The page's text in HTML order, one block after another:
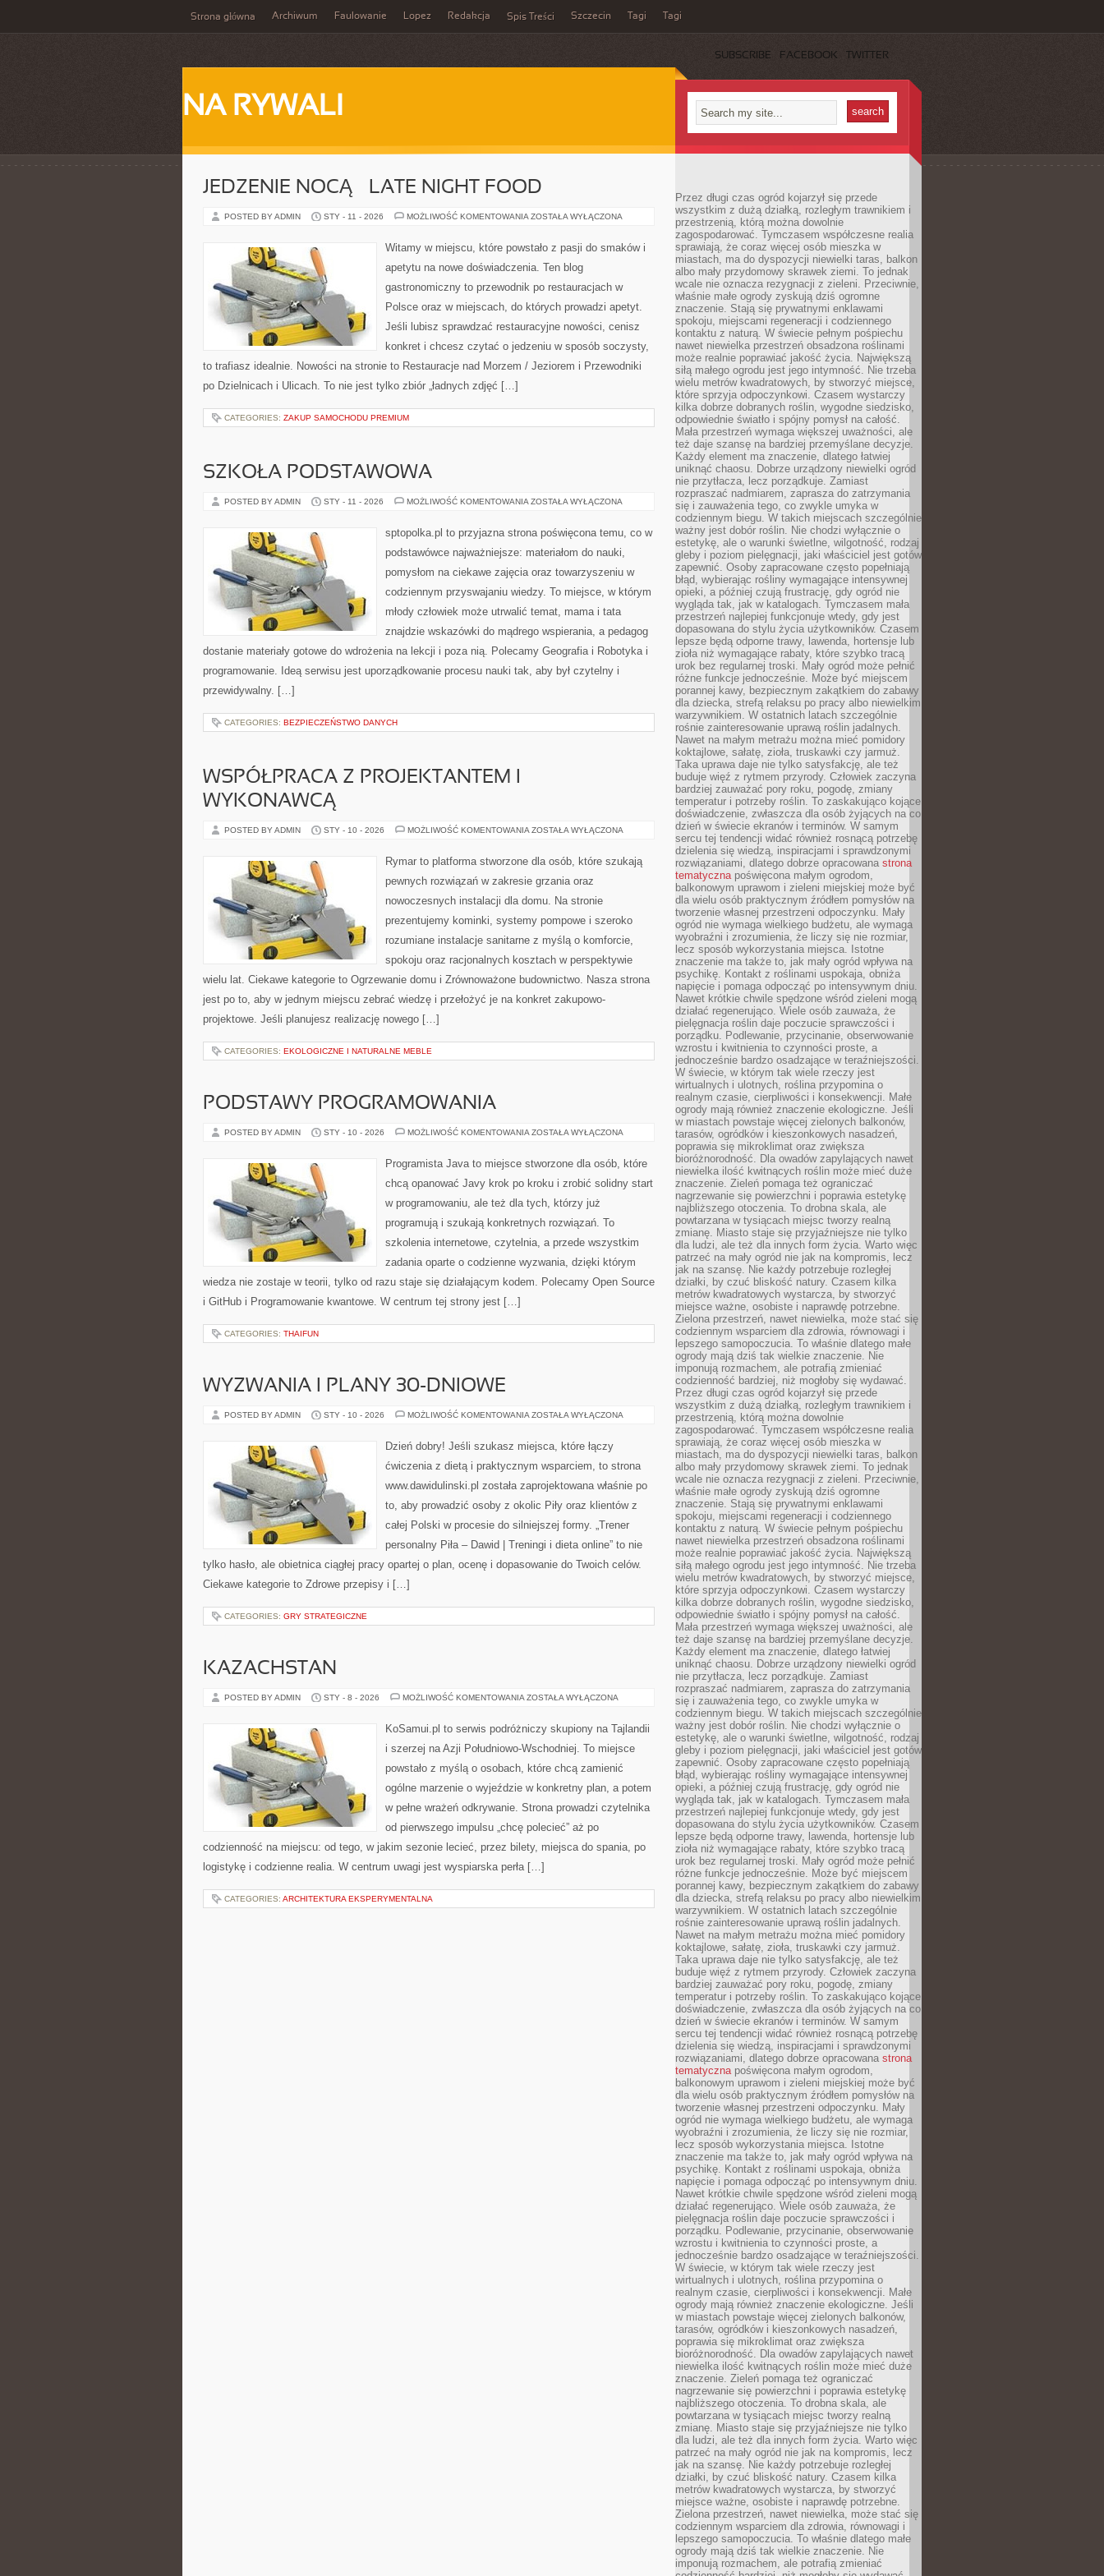
Strona główna Archiwum Faulowanie Lopez Redakcja Spis Treści Szczecin Tagi Tagi
SUBSCRIBE FACEBOOK TWITTER
NA RYWALI
JEDZENIE NOCĄ – LATE NIGHT FOOD
POSTED BY ADMIN STY - 11 - 2026 MOŻLIWOŚĆ KOMENTOWANIA JEDZENIE
LATE
NIGHT
ZOSTAŁA WYŁĄCZONA
Witamy w miejscu, które powstało z pasji do smaków i
apetytu na nowe doświadczenia. Ten blog
gastronomiczny to przewodnik po restauracjach w
Polsce oraz w miejscach, do których prowadzi apetyt.
Jeśli lubisz sprawdzać restauracyjne nowości, cenisz
konkret i chcesz czytać o jedzeniu w sposób soczysty,
to trafiasz idealnie. Nowości na stronie to Restauracje nad Morzem / Jeziorem i Przewodniki
po Dzielnicach i Ulicach. To nie jest tylko zbiór „ładnych zdjęć […]
CATEGORIES: ZAKUP SAMOCHODU PREMIUM
SZKOŁA PODSTAWOWA
POSTED BY ADMIN STY - 11 - 2026 MOŻLIWOŚĆ KOMENTOWANIA SZKOŁA
ZOSTAŁA WYŁĄCZONA
sptopolka.pl to przyjazna strona poświęcona temu, co w
podstawówce najważniejsze: materiałom do nauki,
pomysłom na ciekawe zajęcia oraz towarzyszeniu w
codziennym przyswajaniu wiedzy. To miejsce, w którym
młody człowiek może utrwalić temat, mama i tata
znajdzie wskazówki do mądrego wspierania, a pedagog
dostanie materiały gotowe do wdrożenia na lekcji i poza nią. Polecamy Geografia i Robotyka i
programowanie. Ideą serwisu jest uporządkowanie procesu nauki tak, aby był czytelny i
przewidywalny. […]
CATEGORIES: BEZPIECZEŃSTWO DANYCH
WSPÓŁPRACA Z PROJEKTANTEM I
WYKONAWCĄ
POSTED BY ADMIN STY - 10 - 2026 MOŻLIWOŚĆ KOMENTOWANIA WSPÓŁPRACA
WYKONAWCĄ
ZOSTAŁA WYŁĄCZONA
Rymar to platforma stworzone dla osób, które szukają
pewnych rozwiązań w zakresie grzania oraz
nowoczesnych instalacji dla domu. Na stronie
prezentujemy kominki, systemy pompowe i szeroko
rozumiane instalacje sanitarne z myślą o komforcie,
spokoju oraz racjonalnych kosztach w perspektywie
wielu lat. Ciekawe kategorie to Ogrzewanie domu i Zrównoważone budownictwo. Nasza strona
jest po to, aby w jednym miejscu zebrać wiedzę i przełożyć je na konkret zakupowo-
projektowe. Jeśli planujesz realizację nowego […]
CATEGORIES: EKOLOGICZNE I NATURALNE MEBLE
PODSTAWY PROGRAMOWANIA
POSTED BY ADMIN STY - 10 - 2026 MOŻLIWOŚĆ KOMENTOWANIA PODSTAWY
ZOSTAŁA WYŁĄCZONA
Programista Java to miejsce stworzone dla osób, które
chcą opanować Javy krok po kroku i zrobić solidny start
w programowaniu, ale też dla tych, którzy już
programują i szukają konkretnych rozwiązań. To
szkolenia internetowe, czytelnia, a przede wszystkim
zadania oparte o codzienne wyzwania, dzięki którym
wiedza nie zostaje w teorii, tylko od razu staje się działającym kodem. Polecamy Open Source
i GitHub i Programowanie kwantowe. W centrum tej strony jest […]
CATEGORIES: THAIFUN
WYZWANIA I PLANY 30-DNIOWE
POSTED BY ADMIN STY - 10 - 2026 MOŻLIWOŚĆ KOMENTOWANIA WYZWANIA
30-
DNIOWE
ZOSTAŁA WYŁĄCZONA
Dzień dobry! Jeśli szukasz miejsca, które łączy
ćwiczenia z dietą i praktycznym wsparciem, to strona
www.dawidulinski.pl została zaprojektowana właśnie po
to, aby prowadzić osoby z okolic Piły oraz klientów z
całej Polski w procesie do silniejszej formy. „Trener
personalny Piła – Dawid | Treningi i dieta online” to nie
tylko hasło, ale obietnica ciągłej pracy opartej o plan, ocenę i dopasowanie do Twoich celów.
Ciekawe kategorie to Zdrowe przepisy i […]
CATEGORIES: GRY STRATEGICZNE
KAZACHSTAN
POSTED BY ADMIN STY - 8 - 2026 MOŻLIWOŚĆ KOMENTOWANIA KAZACHSTAN
ZOSTAŁA WYŁĄCZONA
KoSamui.pl to serwis podróżniczy skupiony na Tajlandii
i szerzej na Azji Południowo-Wschodniej. To miejsce
powstało z myślą o osobach, które chcą zamienić
ogólne marzenie o wyjeździe w konkretny plan, a potem
w pełne wrażeń odkrywanie. Strona prowadzi czytelnika
od pierwszego impulsu „chcę polecieć” aż po
codzienność na miejscu: od tego, w jakim sezonie lecieć, przez bilety, miejsca do spania, po
logistykę i codzienne realia. W centrum uwagi jest wyspiarska perła […]
CATEGORIES: ARCHITEKTURA EKSPERYMENTALNA
Przez długi czas ogród kojarzył się przede
wszystkim z dużą działką, rozległym trawnikiem i
przestrzenią, którą można dowolnie
zagospodarować. Tymczasem współczesne realia
sprawiają, że coraz więcej osób mieszka w
miastach, ma do dyspozycji niewielki taras, balkon
albo mały przydomowy skrawek ziemi. To jednak
wcale nie oznacza rezygnacji z zieleni. Przeciwnie,
właśnie małe ogrody zyskują dziś ogromne
znaczenie. Stają się prywatnymi enklawami
spokoju, miejscami regeneracji i codziennego
kontaktu z naturą. W świecie pełnym pośpiechu
nawet niewielka przestrzeń obsadzona roślinami
może realnie poprawiać jakość życia. Największą
siłą małego ogrodu jest jego intymność. Nie trzeba
wielu metrów kwadratowych, by stworzyć miejsce,
które sprzyja odpoczynkowi. Czasem wystarczy
kilka dobrze dobranych roślin, wygodne siedzisko,
odpowiednie światło i spójny pomysł na całość.
Mała przestrzeń wymaga większej uważności, ale
też daje szansę na bardziej przemyślane decyzje.
Każdy element ma znaczenie, dlatego łatwiej
uniknąć chaosu. Dobrze urządzony niewielki ogród
nie przytłacza, lecz porządkuje. Zamiast
rozpraszać nadmiarem, zaprasza do zatrzymania
się i zauważenia tego, co zwykle umyka w
codziennym biegu. W takich miejscach szczególnie
ważny jest dobór roślin. Nie chodzi wyłącznie o
estetykę, ale o warunki świetlne, wilgotność, rodzaj
gleby i poziom pielęgnacji, jaki właściciel jest gotów
zapewnić. Osoby zapracowane często popełniają
błąd, wybierając rośliny wymagające intensywnej
opieki, a później czują frustrację, gdy ogród nie
wygląda tak, jak w katalogach. Tymczasem mała
przestrzeń najlepiej funkcjonuje wtedy, gdy jest
dopasowana do stylu życia użytkowników. Czasem
lepsze będą odporne trawy, lawenda, hortensje lub
zioła niż wymagające rabaty, które szybko tracą
urok bez regularnej troski. Mały ogród może pełnić
różne funkcje jednocześnie. Może być miejscem
porannej kawy, bezpiecznym zakątkiem do zabawy
dla dziecka, strefą relaksu po pracy albo niewielkim
warzywnikiem. W ostatnich latach szczególnie
rośnie zainteresowanie uprawą roślin jadalnych.
Nawet na małym metrażu można mieć pomidory
koktajlowe, sałatę, zioła, truskawki czy jarmuż.
Taka uprawa daje nie tylko satysfakcję, ale też
buduje więź z rytmem przyrody. Człowiek zaczyna
bardziej zauważać pory roku, pogodę, zmiany
temperatur i potrzeby roślin. To zaskakująco kojące
doświadczenie, zwłaszcza dla osób żyjących na co
dzień w świecie ekranów i terminów. W samym
sercu tej tendencji widać również rosnącą potrzebę
dzielenia się wiedzą, inspiracjami i sprawdzonymi
rozwiązaniami, dlatego dobrze opracowana strona
tematycznapoświęcona małym ogrodom,
balkonowym uprawom i zieleni miejskiej może być
dla wielu osób praktycznym źródłem pomysłów na
tworzenie własnej przestrzeni odpoczynku. Mały
ogród nie wymaga wielkiego budżetu, ale wymaga
wyobraźni i zrozumienia, że liczy się nie rozmiar,
lecz sposób wykorzystania miejsca. Istotne
znaczenie ma także to, jak mały ogród wpływa na
psychikę. Kontakt z roślinami uspokaja, obniża
napięcie i pomaga odpocząć po intensywnym dniu.
Nawet krótkie chwile spędzone wśród zieleni mogą
działać regenerująco. Wiele osób zauważa, że
pielęgnacja roślin daje poczucie sprawczości i
porządku. Podlewanie, przycinanie, obserwowanie
wzrostu i kwitnienia to czynności proste, a
jednocześnie bardzo osadzające w teraźniejszości.
W świecie, w którym tak wiele rzeczy jest
wirtualnych i ulotnych, roślina przypomina o
realnym czasie, cierpliwości i konsekwencji. Małe
ogrody mają również znaczenie ekologiczne. Jeśli
w miastach powstaje więcej zielonych balkonów,
tarasów, ogródków i kieszonkowych nasadzeń,
poprawia się mikroklimat oraz zwiększa
bioróżnorodność. Dla owadów zapylających nawet
niewielka ilość kwitnących roślin może mieć duże
znaczenie. Zieleń pomaga też ograniczać
nagrzewanie się powierzchni i poprawia estetykę
najbliższego otoczenia. To drobna skala, ale
powtarzana w tysiącach miejsc tworzy realną
zmianę. Miasto staje się przyjaźniejsze nie tylko
dla ludzi, ale też dla innych form życia. Warto więc
patrzeć na mały ogród nie jak na kompromis, lecz
jak na szansę. Nie każdy potrzebuje rozległej
działki, by czuć bliskość natury. Czasem kilka
metrów kwadratowych wystarcza, by stworzyć
miejsce ważne, osobiste i naprawdę potrzebne.
Zielona przestrzeń, nawet niewielka, może stać się
codziennym wsparciem dla zdrowia, równowagi i
lepszego samopoczucia. To właśnie dlatego małe
ogrody mają dziś tak wielkie znaczenie. Nie
imponują rozmachem, ale potrafią zmieniać
codzienność bardziej, niż mogłoby się wydawać.
Przez długi czas ogród kojarzył się przede
wszystkim z dużą działką, rozległym trawnikiem i
przestrzenią, którą można dowolnie
zagospodarować. Tymczasem współczesne realia
sprawiają, że coraz więcej osób mieszka w
miastach, ma do dyspozycji niewielki taras, balkon
albo mały przydomowy skrawek ziemi. To jednak
wcale nie oznacza rezygnacji z zieleni. Przeciwnie,
właśnie małe ogrody zyskują dziś ogromne
znaczenie. Stają się prywatnymi enklawami
spokoju, miejscami regeneracji i codziennego
kontaktu z naturą. W świecie pełnym pośpiechu
nawet niewielka przestrzeń obsadzona roślinami
może realnie poprawiać jakość życia. Największą
siłą małego ogrodu jest jego intymność. Nie trzeba
wielu metrów kwadratowych, by stworzyć miejsce,
które sprzyja odpoczynkowi. Czasem wystarczy
kilka dobrze dobranych roślin, wygodne siedzisko,
odpowiednie światło i spójny pomysł na całość.
Mała przestrzeń wymaga większej uważności, ale
też daje szansę na bardziej przemyślane decyzje.
Każdy element ma znaczenie, dlatego łatwiej
uniknąć chaosu. Dobrze urządzony niewielki ogród
nie przytłacza, lecz porządkuje. Zamiast
rozpraszać nadmiarem, zaprasza do zatrzymania
się i zauważenia tego, co zwykle umyka w
codziennym biegu. W takich miejscach szczególnie
ważny jest dobór roślin. Nie chodzi wyłącznie o
estetykę, ale o warunki świetlne, wilgotność, rodzaj
gleby i poziom pielęgnacji, jaki właściciel jest gotów
zapewnić. Osoby zapracowane często popełniają
błąd, wybierając rośliny wymagające intensywnej
opieki, a później czują frustrację, gdy ogród nie
wygląda tak, jak w katalogach. Tymczasem mała
przestrzeń najlepiej funkcjonuje wtedy, gdy jest
dopasowana do stylu życia użytkowników. Czasem
lepsze będą odporne trawy, lawenda, hortensje lub
zioła niż wymagające rabaty, które szybko tracą
urok bez regularnej troski. Mały ogród może pełnić
różne funkcje jednocześnie. Może być miejscem
porannej kawy, bezpiecznym zakątkiem do zabawy
dla dziecka, strefą relaksu po pracy albo niewielkim
warzywnikiem. W ostatnich latach szczególnie
rośnie zainteresowanie uprawą roślin jadalnych.
Nawet na małym metrażu można mieć pomidory
koktajlowe, sałatę, zioła, truskawki czy jarmuż.
Taka uprawa daje nie tylko satysfakcję, ale też
buduje więź z rytmem przyrody. Człowiek zaczyna
bardziej zauważać pory roku, pogodę, zmiany
temperatur i potrzeby roślin. To zaskakująco kojące
doświadczenie, zwłaszcza dla osób żyjących na co
dzień w świecie ekranów i terminów. W samym
sercu tej tendencji widać również rosnącą potrzebę
dzielenia się wiedzą, inspiracjami i sprawdzonymi
rozwiązaniami, dlatego dobrze opracowana strona
tematycznapoświęcona małym ogrodom,
balkonowym uprawom i zieleni miejskiej może być
dla wielu osób praktycznym źródłem pomysłów na
tworzenie własnej przestrzeni odpoczynku. Mały
ogród nie wymaga wielkiego budżetu, ale wymaga
wyobraźni i zrozumienia, że liczy się nie rozmiar,
lecz sposób wykorzystania miejsca. Istotne
znaczenie ma także to, jak mały ogród wpływa na
psychikę. Kontakt z roślinami uspokaja, obniża
napięcie i pomaga odpocząć po intensywnym dniu.
Nawet krótkie chwile spędzone wśród zieleni mogą
działać regenerująco. Wiele osób zauważa, że
pielęgnacja roślin daje poczucie sprawczości i
porządku. Podlewanie, przycinanie, obserwowanie
wzrostu i kwitnienia to czynności proste, a
jednocześnie bardzo osadzające w teraźniejszości.
W świecie, w którym tak wiele rzeczy jest
wirtualnych i ulotnych, roślina przypomina o
realnym czasie, cierpliwości i konsekwencji. Małe
ogrody mają również znaczenie ekologiczne. Jeśli
w miastach powstaje więcej zielonych balkonów,
tarasów, ogródków i kieszonkowych nasadzeń,
poprawia się mikroklimat oraz zwiększa
bioróżnorodność. Dla owadów zapylających nawet
niewielka ilość kwitnących roślin może mieć duże
znaczenie. Zieleń pomaga też ograniczać
nagrzewanie się powierzchni i poprawia estetykę
najbliższego otoczenia. To drobna skala, ale
powtarzana w tysiącach miejsc tworzy realną
zmianę. Miasto staje się przyjaźniejsze nie tylko
dla ludzi, ale też dla innych form życia. Warto więc
patrzeć na mały ogród nie jak na kompromis, lecz
jak na szansę. Nie każdy potrzebuje rozległej
działki, by czuć bliskość natury. Czasem kilka
metrów kwadratowych wystarcza, by stworzyć
miejsce ważne, osobiste i naprawdę potrzebne.
Zielona przestrzeń, nawet niewielka, może stać się
codziennym wsparciem dla zdrowia, równowagi i
lepszego samopoczucia. To właśnie dlatego małe
ogrody mają dziś tak wielkie znaczenie. Nie
imponują rozmachem, ale potrafią zmieniać